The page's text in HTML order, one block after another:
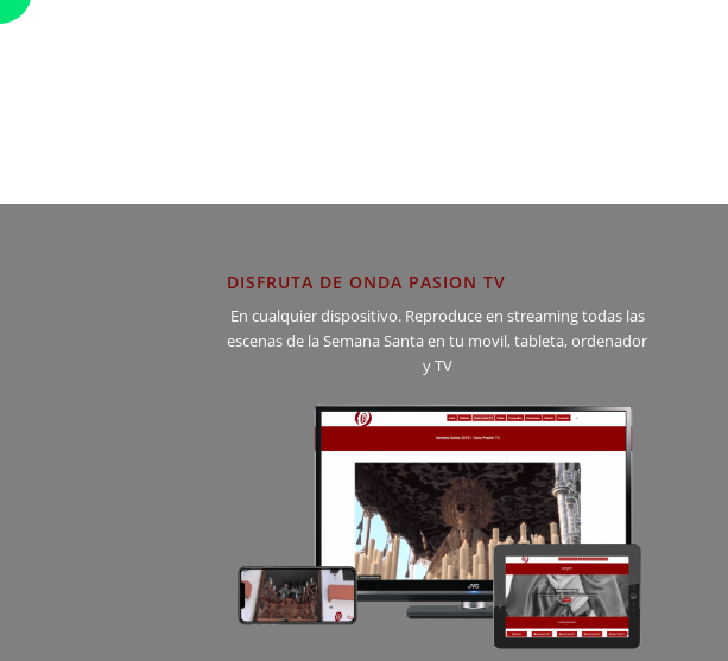
DISFRUTA DE ONDA PASION TV
En cualquier dispositivo. Reproduce en streaming todas las
escenas de la Semana Santa en tu movil, tableta, ordenador
y TV